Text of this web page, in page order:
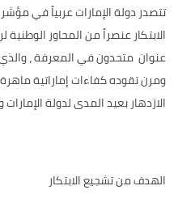
عنوان متحدون في المعرفة ،
ومرن تقوده كفاءات إماراتية
الازدهار بعيد المدى لدولة
الهدف من تشجيع الابتكار